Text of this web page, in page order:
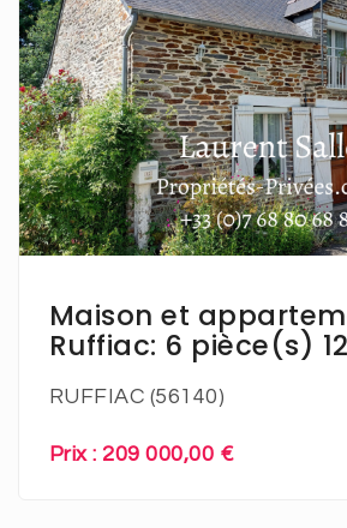
Maison et
Ruffiac: 6 pièce(s)
RUFFIAC (56140)
Prix : 209 000,00 €
En savoir plus